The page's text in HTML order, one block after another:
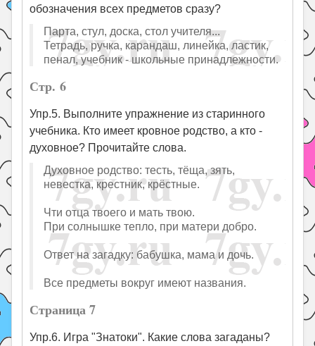
обозначения всех предметов сразу?
Парта, стул, доска, стол учителя...
Тетрадь, ручка, карандаш, линейка, ластик,
пенал, учебник - школьные принадлежности.
Стр. 6
Упр.5. Выполните упражнение из старинного
учебника. Кто имеет кровное родство, а кто -
духовное? Прочитайте слова.
Духовное родство: тесть, тёща, зять,
невестка, крестник, крёстные.
Чти отца твоего и мать твою.
При солнышке тепло, при матери добро.
Ответ на загадку: бабушка, мама и дочь.
Все предметы вокруг имеют названия.
Страница 7
Упр.6. Игра "Знатоки". Какие слова загаданы?